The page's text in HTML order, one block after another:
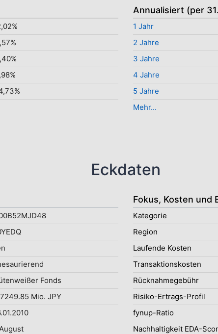
Annualisiert (per
1 Jahr
2 Jahre
3 Jahre
4 Jahre
5 Jahre
Mehr...
Eckdaten
Fonds
Mio. JPY
Fokus, Kosten und
Kategorie
Region
Laufende Kosten
Transaktionskosten
Rücknahmegebühr
Risiko-Ertrags-Profil
fynup-Ratio
Nachhaltigkeit EDA-